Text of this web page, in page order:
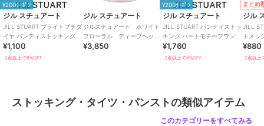
ストッキング・タイツ・パンスト
ナイロン/ 無地/ビジネス/ カ
ジュアル /セレモニー・入学式・
卒業式
¥200ｸｰﾎﾟﾝ
ジル スチュアート
JILL STUART ブライトプチダ
イヤ パンティストッキング
つま先スルー レディース
¥1,100
2点以上で8%OFF
ジル スチュアート
ジルスチュアート ホワイト
フローラル ディープヘッド
クレンズ
¥3,850
¥200ｸｰﾎﾟﾝ
ジル スチュアート
JILL STUART パンティストッ
キング ハートモチーフワンポ
イント 日本製 つま先スルー
¥1,760
2点以上で8%OFF
まとめ
ジル
JILL
トメッ
レート
ィース
¥880
2点以上
ストッキング・タイツ・パンストの類似アイテム
このカテゴリーをすべてみる